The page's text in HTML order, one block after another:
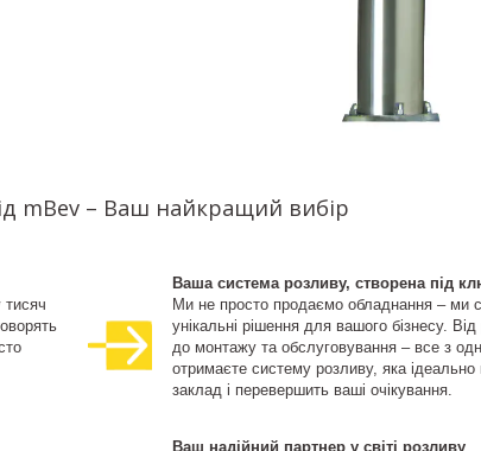
mBev – Ваш найкращий вибір
Ваша система розливу, створена під
Ми не просто продаємо обладнання – ми
унікальні рішення для вашого бізнесу.
до монтажу та обслуговування – все з
отримаєте систему розливу, яка
заклад і перевершить ваші очікування.
Ваш надійний партнер у світі розливу